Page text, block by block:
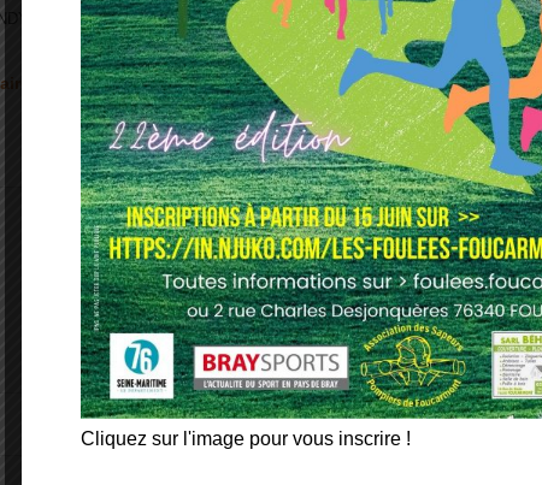
Achetez vos photos
numériques avec
BRAYSPORTS
PARTENAIRES TENNIS
MOLIENS
Cliquez sur l'image pour vous inscrire !